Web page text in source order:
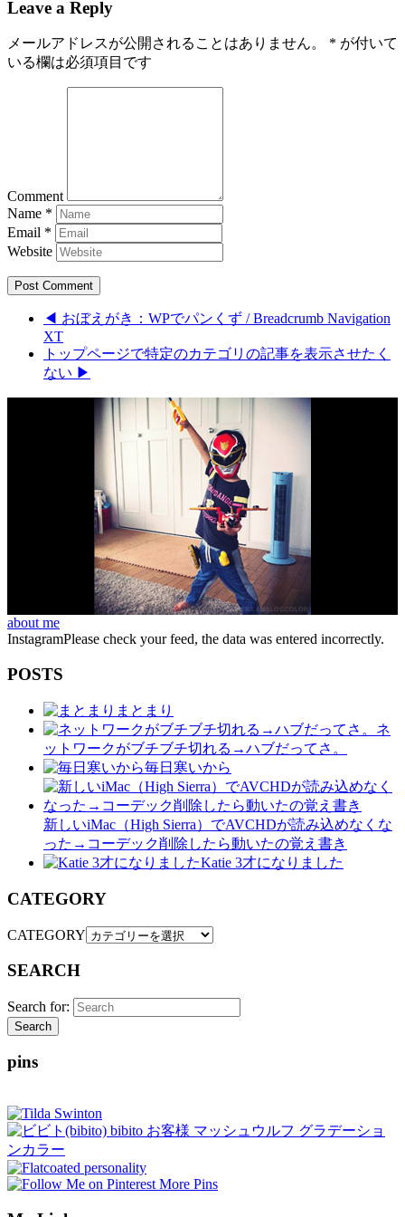
Leave a Reply
メールアドレスが公開されることはありません。 * が付いて
いる欄は必須項目です
Comment
Name *
Email *
Website
◀ おぼえがき：WPでパンくず / Breadcrumb Navigation
XT
トップページで特定のカテゴリの記事を表示させたく
ない ▶
about me
InstagramPlease check your feed, the data was entered incorrectly.
POSTS
まとまり
ネ
ットワークがブチブチ切れる→ハブだってさ。
毎日寒いから
新しいiMac（High Sierra）でAVCHDが読み込めなくな
った→コーデック削除したら動いたの覚え書き
Katie 3才になりました
CATEGORY
CATEGORY
SEARCH
Search for:
Search
pins
More Pins